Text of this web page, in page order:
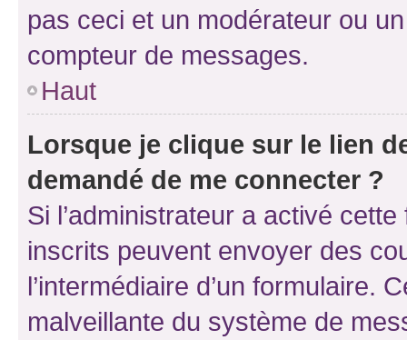
pas ceci et un modérateur ou
compteur de messages.
Haut
Lorsque je clique sur le lien
demandé de me connecter ?
Si l’administrateur a activé
inscrits peuvent envoyer des
l’intermédiaire d’un formulaire.
malveillante du système de